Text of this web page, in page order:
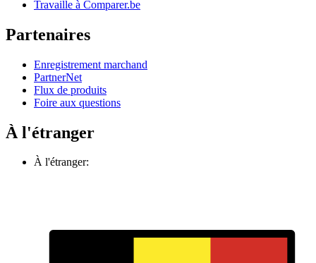
Travaille à Comparer.be
Partenaires
Enregistrement marchand
PartnerNet
Flux de produits
Foire aux questions
À l'étranger
À l'étranger: